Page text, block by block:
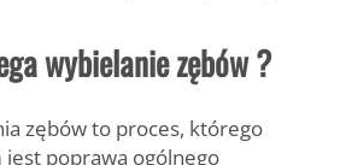
wybielanie zębów ?
zębów to proces, którego
jest poprawa ogólnego